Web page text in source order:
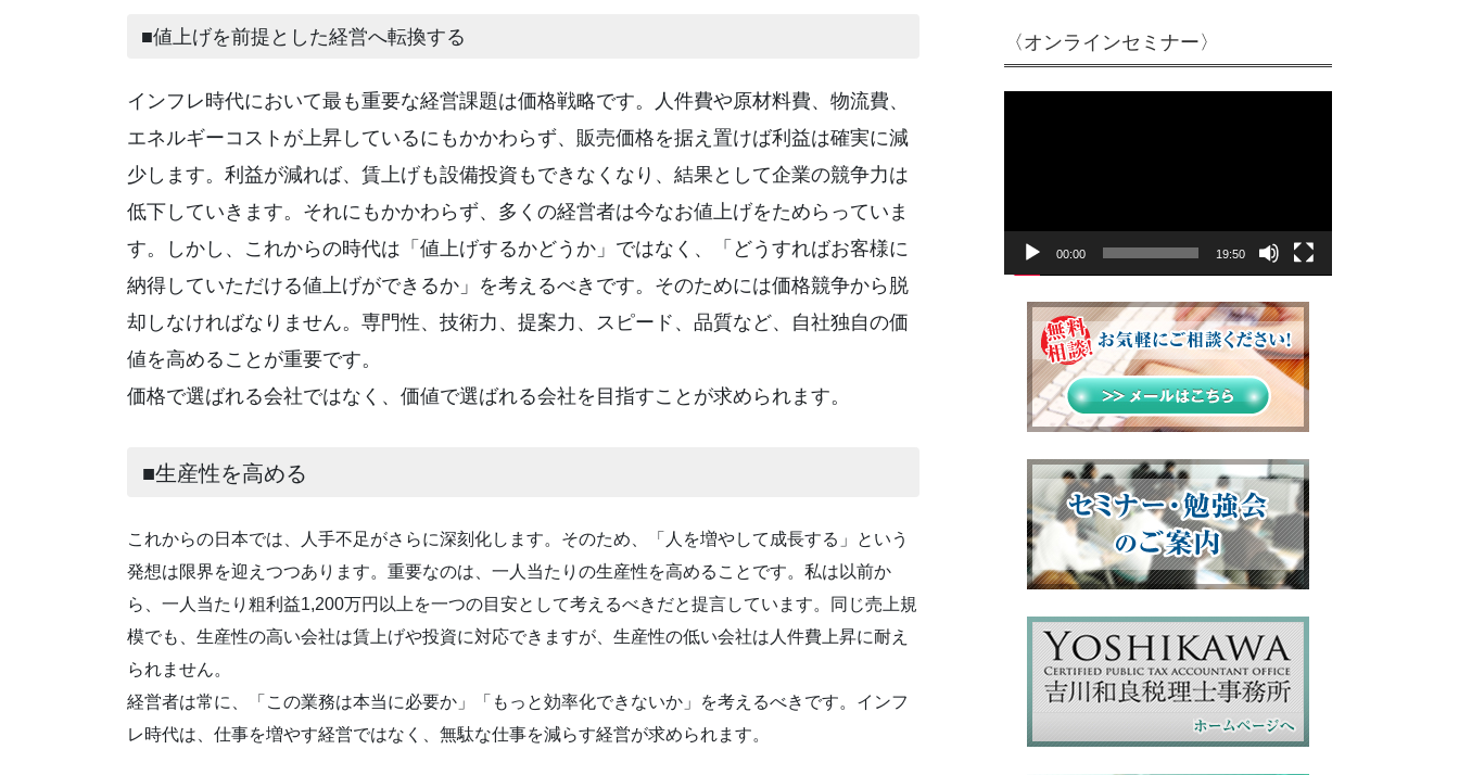
■値上げを前提とした経営へ転換する
インフレ時代において最も重要な経営課題は価格戦略です。人件費や原材料費、物流費、
エネルギーコストが上昇しているにもかかわらず、販売価格を据え置けば利益は確実に減
少します。利益が減れば、賃上げも設備投資もできなくなり、結果として企業の競争力は
低下していきます。それにもかかわらず、多くの経営者は今なお値上げをためらっていま
す。しかし、これからの時代は「値上げするかどうか」ではなく、「どうすればお客様に
納得していただける値上げができるか」を考えるべきです。そのためには価格競争から脱
却しなければなりません。専門性、技術力、提案力、スピード、品質など、自社独自の価
値を高めることが重要です。
価格で選ばれる会社ではなく、価値で選ばれる会社を目指すことが求められます。
■生産性を高める
これからの日本では、人手不足がさらに深刻化します。そのため、「人を増やして成長する」という
発想は限界を迎えつつあります。重要なのは、一人当たりの生産性を高めることです。私は以前か
ら、一人当たり粗利益1,200万円以上を一つの目安として考えるべきだと提言しています。同じ売上規
模でも、生産性の高い会社は賃上げや投資に対応できますが、生産性の低い会社は人件費上昇に耐え
られません。
経営者は常に、「この業務は本当に必要か」「もっと効率化できないか」を考えるべきです。インフ
レ時代は、仕事を増やす経営ではなく、無駄な仕事を減らす経営が求められます。
〈オンラインセミナー〉
ヤ
00:00 19:50